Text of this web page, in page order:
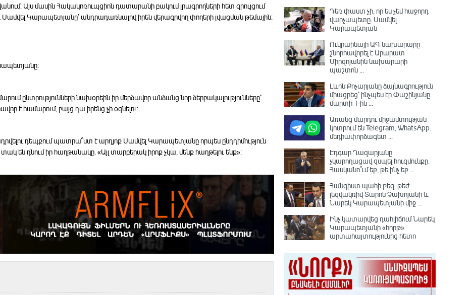
Այս մասին Հակակոռուպցիոն դատարանի բակում լրագրողների հետ զրույցում
Կարապետյանը՝ անդրադառնալով իրեն վերագրվող փողերի լվացման թեմային:
ընտրությունների նախօրեին իր մերձավոր անձանց նոր ձերբակալությունները՝
է համարում, բայց դա իրենց չի օգնելու:
դեպքում պատրա՞ստ է արդյոք Սամվել Կարապետյանը որպես ընդդիմություն
են դնում իր հաղթանակը. «Այլ տարբերակ իրոք չկա, մենք հաղթելու ենք»:
Դեռ փաստ չի, որ ես չեմ հաջորդ
վարչապետը․ Սամվել
Կարապետյան
Ուկրաինայի ԱԳ նախարարը
շնորհավորել է Արարատ
Միրզոյանին նախարարի
պաշտոն ...
Լևոն Քոչարյանը ձայնագրություն
միացրեց՝ ինչպես էր Փաշինյանը
մարտի 1-ին ...
Առանց մարդու միջամտության
կոտրում են Telegram, WhatsApp․
մեդիափորձագետ ...
Էդգար Ղազարյանը
չկարողացավ զսպել հուզմունքը.
Հասկանո՞ւմ եք, թե ինչ եք ...
Հանգիստ պահի քեզ. թեժ
լեզվակռիվ Տարոն Չախոյանի և
Նարեկ Կարապետյանի միջ ...
Ինչ կատարվեց դահլիճում Նարեկ
Կարապետյանի «հորթ»
արտահայտությունից հետո